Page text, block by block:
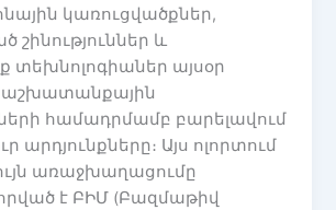
կառուցվածքներ,
շինություններ և
տեխնոլոգիաներ այսօր
համադրմամբ բարելավում
արդյունքները։ Այս ոլորտում
առաջխաղացումը
է ԲԻՄ (Բազմաթիվ